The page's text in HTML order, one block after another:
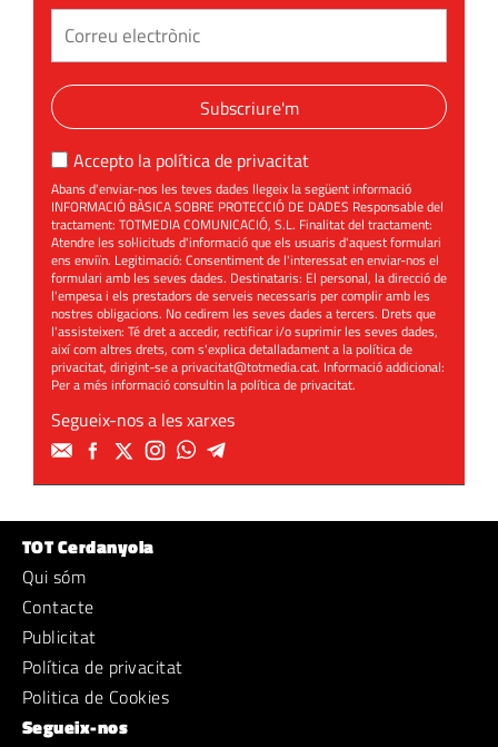
Subscriure'm
Accepto la política de privacitat
Abans d'enviar-nos les teves dades llegeix la següent informació
INFORMACIÓ BÀSICA SOBRE PROTECCIÓ DE DADES Responsable del
tractament: TOTMEDIA COMUNICACIÓ, S.L. Finalitat del tractament:
Atendre les sol·licituds d'informació que els usuaris d'aquest formulari
ens enviïn. Legitimació: Consentiment de l'interessat en enviar-nos el
formulari amb les seves dades. Destinataris: El personal, la direcció de
l'empesa i els prestadors de serveis necessaris per complir amb les
nostres obligacions. No cedirem les seves dades a tercers. Drets que
l'assisteixen: Té dret a accedir, rectificar i/o suprimir les seves dades,
així com altres drets, com s'explica detalladament a la política de
privacitat, dirigint-se aprivacitat@totmedia.cat. Informació addicional:
Per a més informació consultin lapolítica de privacitat.
Segueix-nos a les xarxes
TOT Cerdanyola
Qui sóm
Contacte
Publicitat
Política de privacitat
Politica de Cookies
Segueix-nos